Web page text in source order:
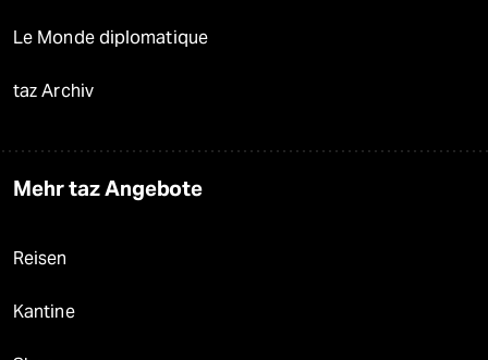
Le Monde diplomatique
taz Archiv
Mehr taz Angebote
Reisen
Kantine